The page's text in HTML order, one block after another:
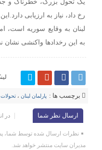
رخ داد، نیاز به ارزیابی
لبنان به وقایع سوریه است،
به این رخدادها واکنشی نشان
برچسب ها : پارلمان لبنان ،
ارسال نظر شما در
نظرات ارسال شده توسط شما،
مدیران سایت منتشر خواهد شد.